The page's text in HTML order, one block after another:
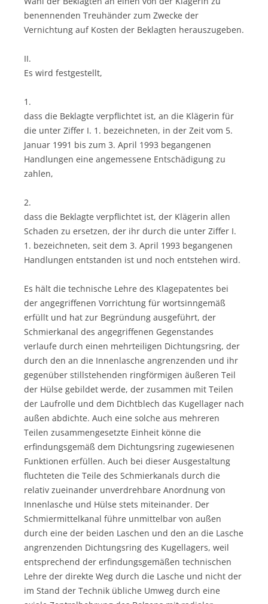
benennenden Treuhänder zum Zwecke der
Vernichtung auf Kosten der Beklagten herauszugeben.
II.
Es wird festgestellt,
1.
dass die Beklagte verpflichtet ist, an die Klägerin für
die unter Ziffer I. 1. bezeichneten, in der Zeit vom 5.
Januar 1991 bis zum 3. April 1993 begangenen
Handlungen eine angemessene Entschädigung zu
zahlen,
2.
dass die Beklagte verpflichtet ist, der Klägerin allen
Schaden zu ersetzen, der ihr durch die unter Ziffer I.
1. bezeichneten, seit dem 3. April 1993 begangenen
Handlungen entstanden ist und noch entstehen wird.
Es hält die technische Lehre des Klagepatentes bei
der angegriffenen Vorrichtung für wortsinngemäß
erfüllt und hat zur Begründung ausgeführt, der
Schmierkanal des angegriffenen Gegenstandes
verlaufe durch einen mehrteiligen Dichtungsring, der
durch den an die Innenlasche angrenzenden und ihr
gegenüber stillstehenden ringförmigen äußeren Teil
der Hülse gebildet werde, der zusammen mit Teilen
der Laufrolle und dem Dichtblech das Kugellager nach
außen abdichte. Auch eine solche aus mehreren
Teilen zusammengesetzte Einheit könne die
erfindungsgemäß dem Dichtungsring zugewiesenen
Funktionen erfüllen. Auch bei dieser Ausgestaltung
fluchteten die Teile des Schmierkanals durch die
relativ zueinander unverdrehbare Anordnung von
Innenlasche und Hülse stets miteinander. Der
Schmiermittelkanal führe unmittelbar von außen
durch eine der beiden Laschen und den an die Lasche
angrenzenden Dichtungsring des Kugellagers, weil
entsprechend der erfindungsgemäßen technischen
Lehre der direkte Weg durch die Lasche und nicht der
im Stand der Technik übliche Umweg durch eine